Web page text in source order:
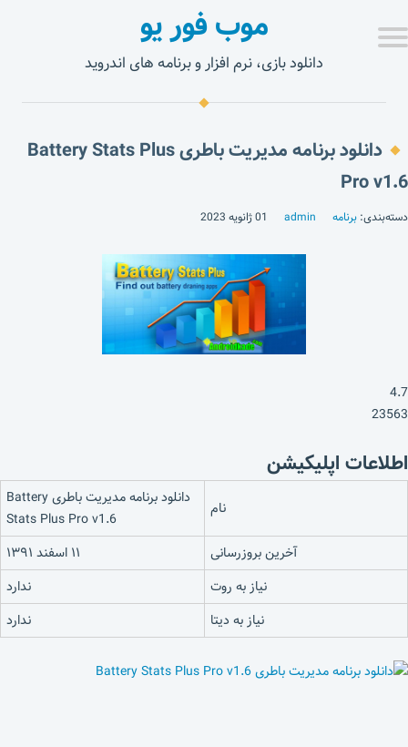
موب فور یو
دانلود بازی، نرم افزار و برنامه های اندروید
دانلود برنامه مدیریت باطری Battery Stats Plus
Pro v1.6
دسته‌بندی: برنامه admin 01 ژانویه 2023
4.7
23563
اطلاعات اپلیکیشن
نام
دانلود برنامه مدیریت باطری Battery
Stats Plus Pro v1.6
آخرین بروزرسانی
۱۱ اسفند ۱۳۹۱
نیاز به روت
ندارد
نیاز به دیتا
ندارد